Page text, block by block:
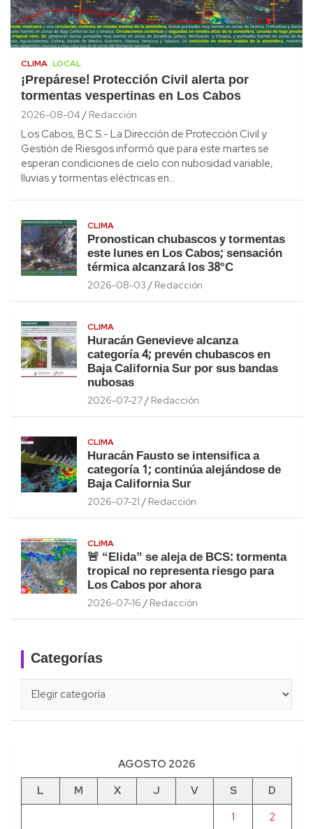
CLIMA LOCAL
¡Prepárese! Protección Civil alerta por
tormentas vespertinas en Los Cabos
2026-08-04 Redacción
Los Cabos, B.C.S.- La Dirección de Protección Civil y
Gestión de Riesgos informó que para este martes se
esperan condiciones de cielo con nubosidad variable,
lluvias y tormentas eléctricas en…
CLIMA
Pronostican chubascos y tormentas
este lunes en Los Cabos; sensación
térmica alcanzará los 38°C
2026-08-03 Redacción
CLIMA
Huracán Genevieve alcanza
categoría 4; prevén chubascos en
Baja California Sur por sus bandas
nubosas
2026-07-27 Redacción
CLIMA
Huracán Fausto se intensifica a
categoría 1; continúa alejándose de
Baja California Sur
2026-07-21 Redacción
CLIMA
🚨 “Elida” se aleja de BCS: tormenta
tropical no representa riesgo para
Los Cabos por ahora
2026-07-16 Redacción
Categorías
AGOSTO 2026
L
M X J V S
D
1
2